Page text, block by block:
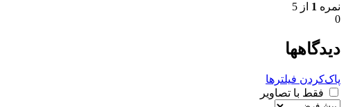
نمره 1 از 5
0
دیدگاهها
پاک‌کردن فیلترها
فقط با تصاویر